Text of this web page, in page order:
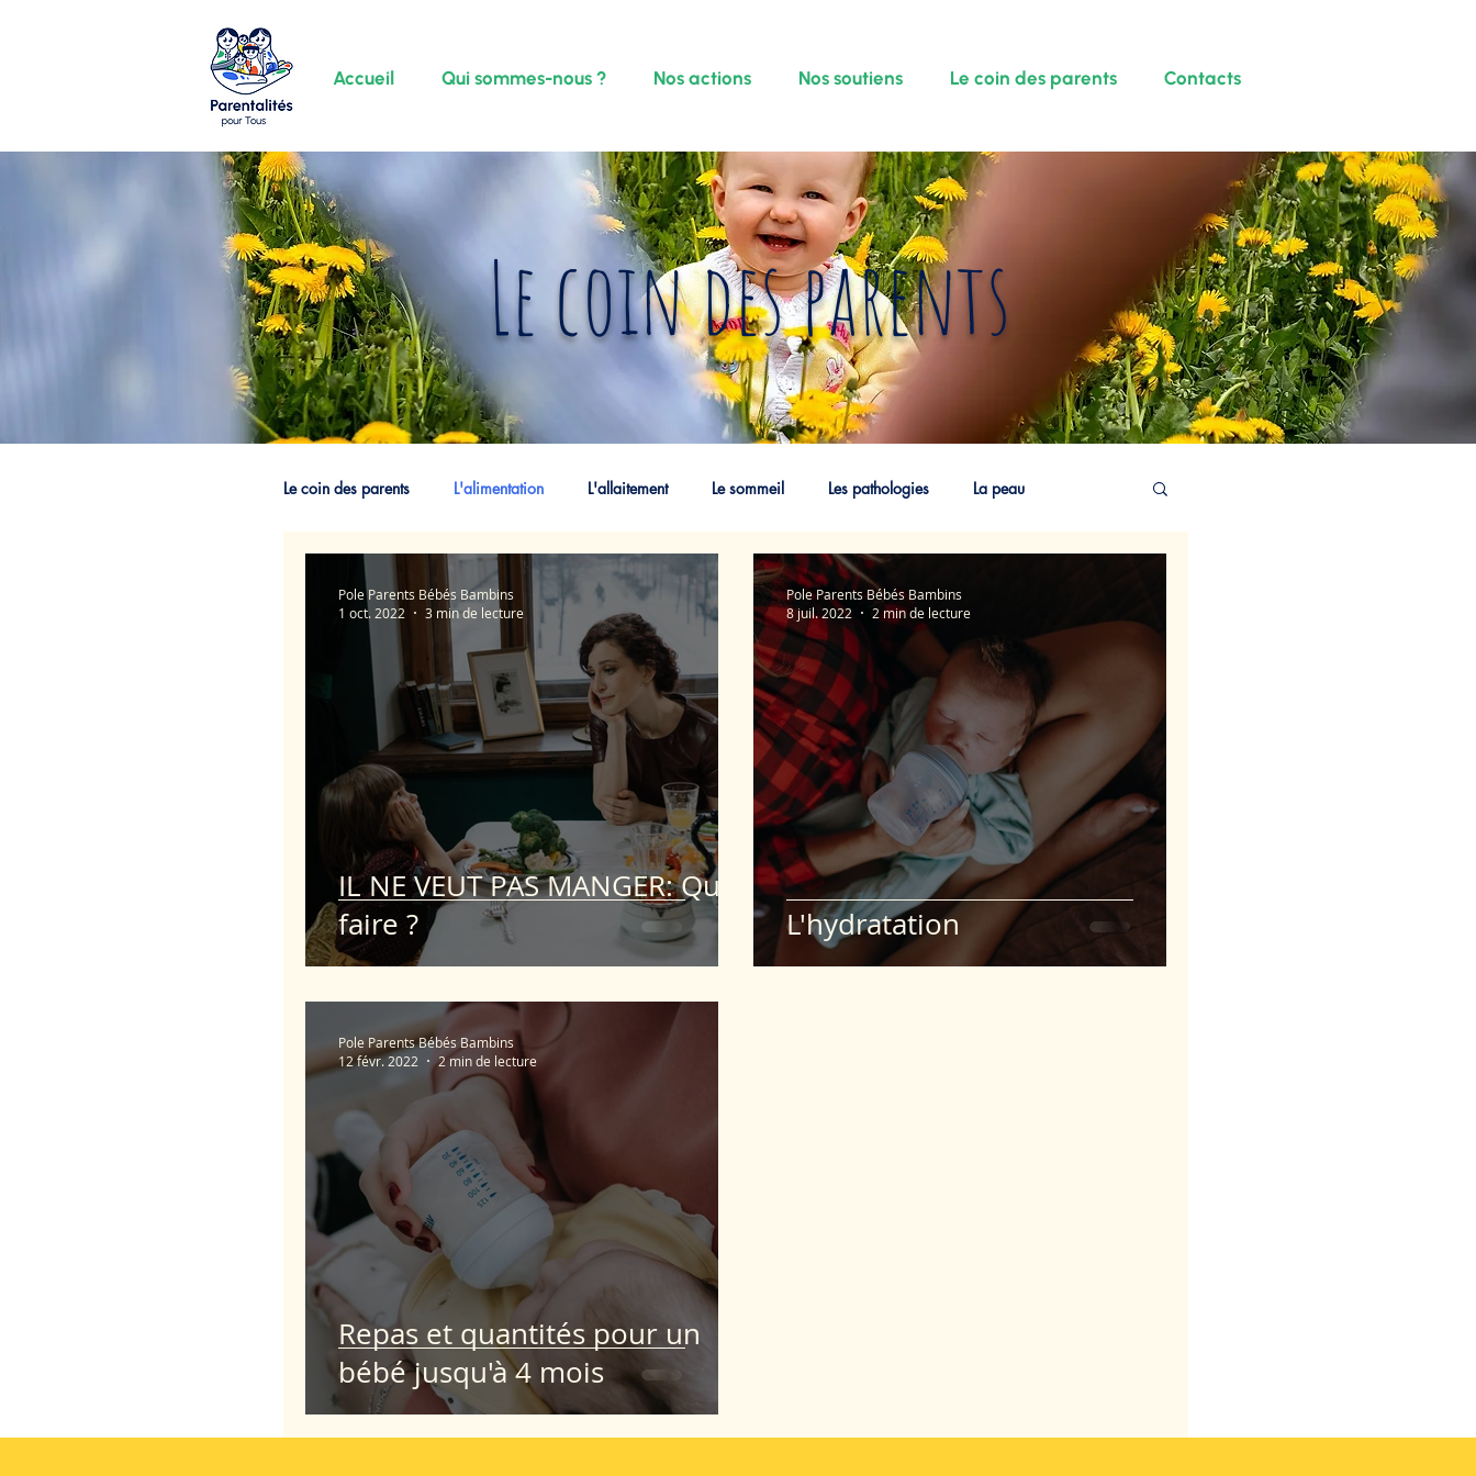
Accueil Qui sommes-nous ? Nos actions Nos soutiens Le coin des parents Contacts
Le coin des parents
Le coin des parents L'alimentation L'allaitement Le sommeil Les pathologies La peau
La vie quotidienne Les pleurs du bébé Le développement psychomoteur
IL NE VEUT PAS MANGER: Que
faire ?
Pole Parents Bébés Bambins
1 oct. 2022
3 min de lecture
L'hydratation
Pole Parents Bébés Bambins
8 juil. 2022
2 min de lecture
Repas et quantités pour un
bébé jusqu'à 4 mois
Pole Parents Bébés Bambins
12 févr. 2022
2 min de lecture